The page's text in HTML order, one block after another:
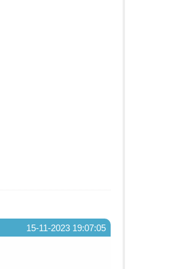
15-11-2023 19:07:05